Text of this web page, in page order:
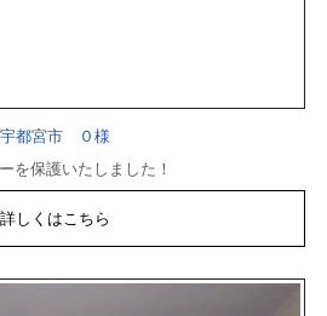
宇都宮市 ０様
を保護いたしました！
詳しくはこちら